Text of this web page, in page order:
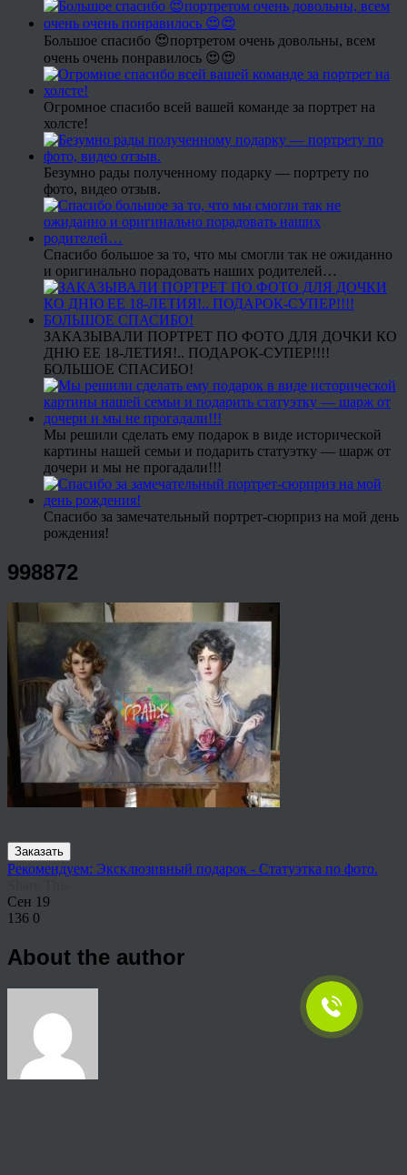
Большое спасибо 😍портретом очень довольны, всем
очень очень понравилось 😍😍
Огромное спасибо всей вашей команде за портрет на
холсте!
Безумно рады полученному подарку — портрету по
фото, видео отзыв.
Спасибо большое за то, что мы смогли так не ожиданно
и оригинально порадовать наших родителей…
ЗАКАЗЫВАЛИ ПОРТРЕТ ПО ФОТО ДЛЯ ДОЧКИ КО
ДНЮ ЕЕ 18-ЛЕТИЯ!.. ПОДАРОК-СУПЕР!!!!
БОЛЬШОЕ СПАСИБО!
Мы решили сделать ему подарок в виде исторической
картины нашей семьи и подарить статуэтку — шарж от
дочери и мы не прогадали!!!
Спасибо за замечательный портрет-сюрприз на мой день
рождения!
998872
Заказать
Рекомендуем: Эксклюзивный подарок - Статуэтка по фото.
Сен 19
136 0
About the author